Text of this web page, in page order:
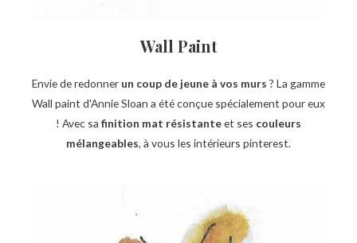
Wall Paint
Envie de redonner un coup de jeune à vos murs ? La gamme
Wall paint d'Annie Sloan a été conçue spécialement pour eux
! Avec sa finition mat résistanteet ses couleurs
mélangeables, à vous les intérieurs pinterest.